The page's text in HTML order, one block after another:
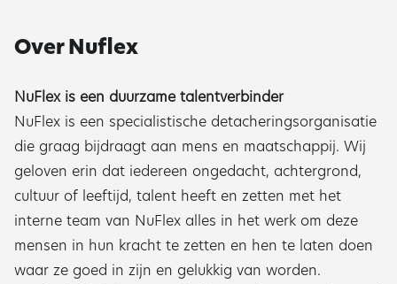
Over Nuflex
NuFlex is een duurzame talentverbinder
NuFlex is een specialistische detacheringsorganisatie
die graag bijdraagt aan mens en maatschappij. Wij
geloven erin dat iedereen ongedacht, achtergrond,
cultuur of leeftijd, talent heeft en zetten met het
interne team van NuFlex alles in het werk om deze
mensen in hun kracht te zetten en hen te laten doen
waar ze goed in zijn en gelukkig van worden.